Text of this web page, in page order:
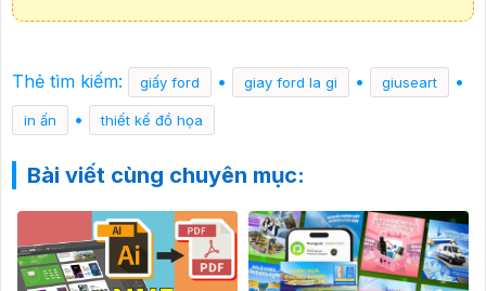
Thẻ tìm kiếm: giấy ford • giay ford la gi • giuseart •
in ấn • thiết kế đồ họa
Bài viết cùng chuyên mục: